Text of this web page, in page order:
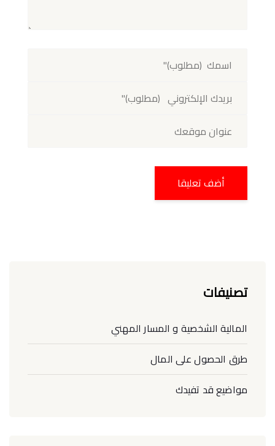
تصنيفات
المالية الشخصية و المسار المهني
طرق الحصول على المال
مواضيع قد تفيدك